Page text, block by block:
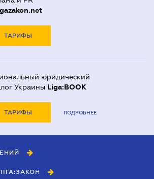
ТАРИФЫ
юридический
Украины Liga:BOOK
ТАРИФЫ ПОДРОБНЕЕ